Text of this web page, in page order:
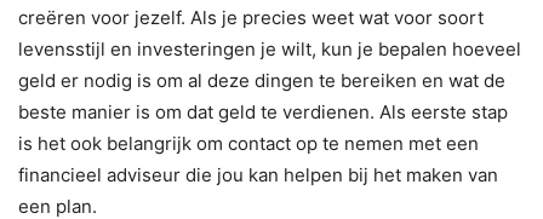
creëren voor jezelf. Als je precies weet wat voor soort
levensstijl en investeringen je wilt, kun je bepalen hoeveel
geld er nodig is om al deze dingen te bereiken en wat de
beste manier is om dat geld te verdienen. Als eerste stap
is het ook belangrijk om contact op te nemen met een
financieel adviseur die jou kan helpen bij het maken van
een plan.